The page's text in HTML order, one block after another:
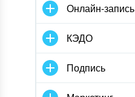
Онлайн-запись
КЭДО
Подпись